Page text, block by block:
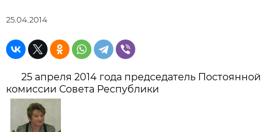
25.04.2014
25 апреля 2014 года председатель Постоянной
комиссии Совета Республики